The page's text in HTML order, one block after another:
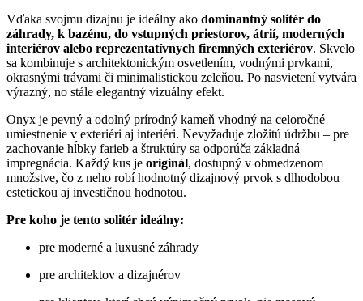
Vďaka svojmu dizajnu je ideálny ako dominantný solitér do
záhrady, k bazénu, do vstupných priestorov, átrií, moderných
interiérov alebo reprezentatívnych firemných exteriérov. Skvelo
sa kombinuje s architektonickým osvetlením, vodnými prvkami,
okrasnými trávami či minimalistickou zeleňou. Po nasvietení vytvára
výrazný, no stále elegantný vizuálny efekt.
Onyx je pevný a odolný prírodný kameň vhodný na celoročné
umiestnenie v exteriéri aj interiéri. Nevyžaduje zložitú údržbu – pre
zachovanie hĺbky farieb a štruktúry sa odporúča základná
impregnácia. Každý kus je originál, dostupný v obmedzenom
množstve, čo z neho robí hodnotný dizajnový prvok s dlhodobou
estetickou aj investičnou hodnotou.
Pre koho je tento solitér ideálny:
pre moderné a luxusné záhrady
pre architektov a dizajnérov